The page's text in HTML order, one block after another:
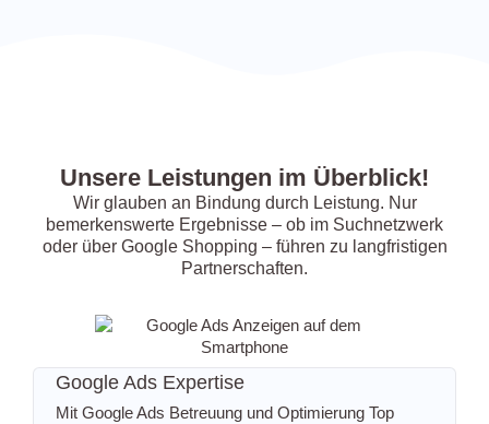
Unsere Leistungen im Überblick!
Wir glauben an Bindung durch Leistung. Nur
bemerkenswerte Ergebnisse – ob im Suchnetzwerk
oder über Google Shopping – führen zu langfristigen
Partnerschaften.
Google Ads Expertise
Mit Google Ads Betreuung und Optimierung Top